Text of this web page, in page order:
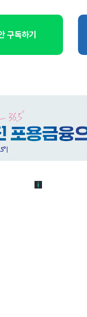
구독하기